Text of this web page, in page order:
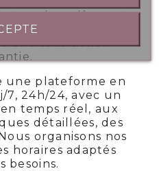
saisonnières et
clients, pour une
une satisfaction
une plateforme en
7, 24h/24, avec un
temps réel, aux
détaillées, des
organisons nos
horaires adaptés
besoins.